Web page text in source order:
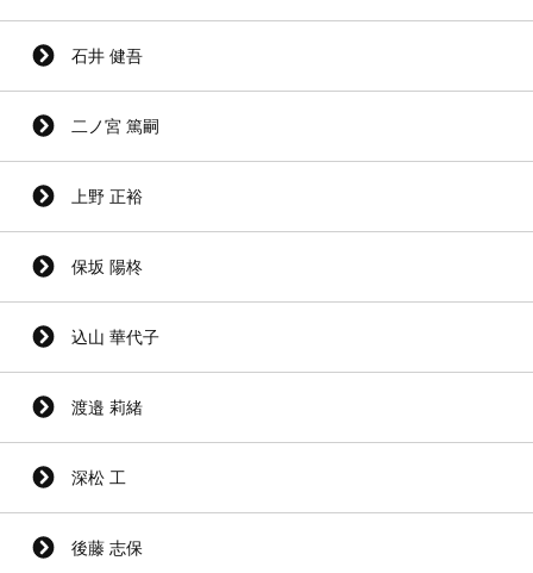
石井 健吾
二ノ宮 篤嗣
上野 正裕
保坂 陽柊
込山 華代子
渡邉 莉緒
深松 工
後藤 志保